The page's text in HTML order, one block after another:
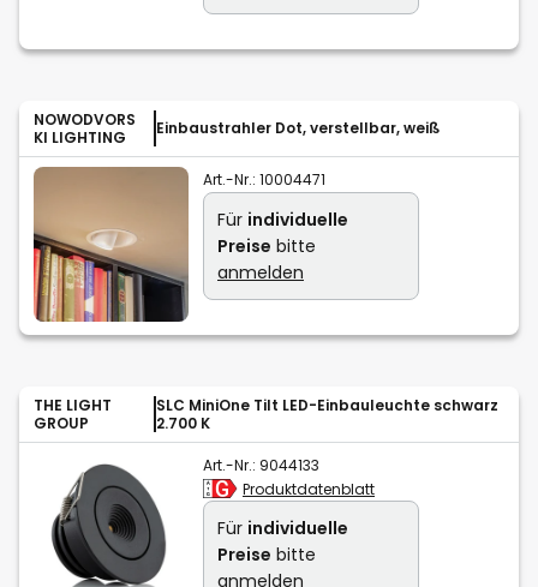
NOWODVORS
KI LIGHTING
Einbaustrahler Dot, verstellbar, weiß
Art.-Nr.: 10004471
Für individuelle
Preise bitte
anmelden
THE LIGHT
GROUP
SLC MiniOne Tilt LED-Einbauleuchte schwarz
2.700 K
Art.-Nr.: 9044133
Produktdatenblatt
Für individuelle
Preise bitte
anmelden